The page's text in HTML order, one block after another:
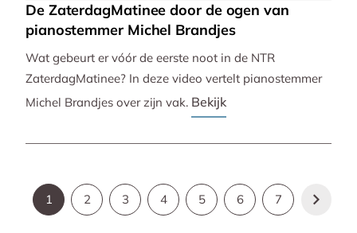
De ZaterdagMatinee door de ogen van
pianostemmer Michel Brandjes
Wat gebeurt er vóór de eerste noot in de NTR
ZaterdagMatinee? In deze video vertelt pianostemmer
Michel Brandjes over zijn vak. Bekijk
1 2 3 4 5 6 7